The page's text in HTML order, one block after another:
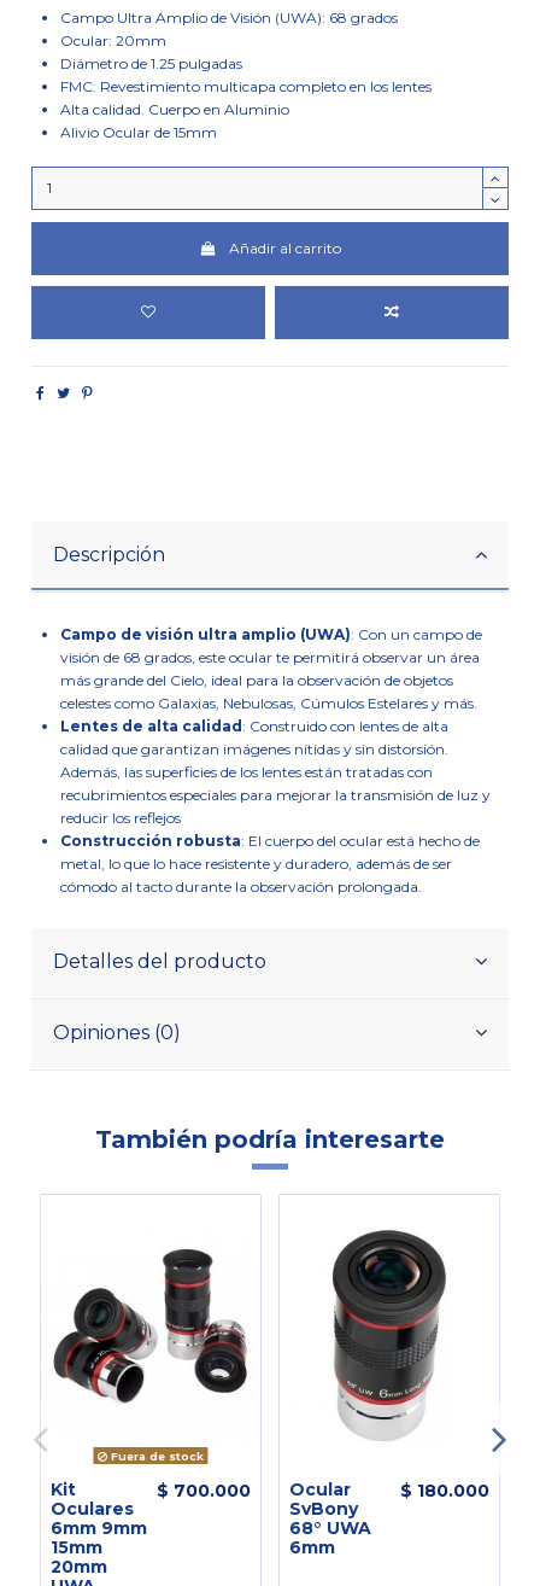
Campo Ultra Amplio de Visión (UWA): 68 grados
Ocular: 20mm
Diámetro de 1.25 pulgadas
FMC: Revestimiento multicapa completo en los lentes
Alta calidad. Cuerpo en Aluminio
Alivio Ocular de 15mm
Añadir al carrito
Descripción
Campo de visión ultra amplio (UWA): Con un campo de
visión de 68 grados, este ocular te permitirá observar un área
más grande del Cielo, ideal para la observación de objetos
celestes como Galaxias, Nebulosas, Cúmulos Estelares y más.
Lentes de alta calidad: Construido con lentes de alta
calidad que garantizan imágenes nítidas y sin distorsión.
Además, las superficies de los lentes están tratadas con
recubrimientos especiales para mejorar la transmisión de luz y
reducir los reflejos
Construcción robusta: El cuerpo del ocular está hecho de
metal, lo que lo hace resistente y duradero, además de ser
cómodo al tacto durante la observación prolongada.
Detalles del producto
Opiniones (0)
También podría interesarte
Fuera de stock
Kit
Oculares
6mm 9mm
15mm
20mm
$ 700.000
Ocular
SvBony
68° UWA
6mm
$ 180.000